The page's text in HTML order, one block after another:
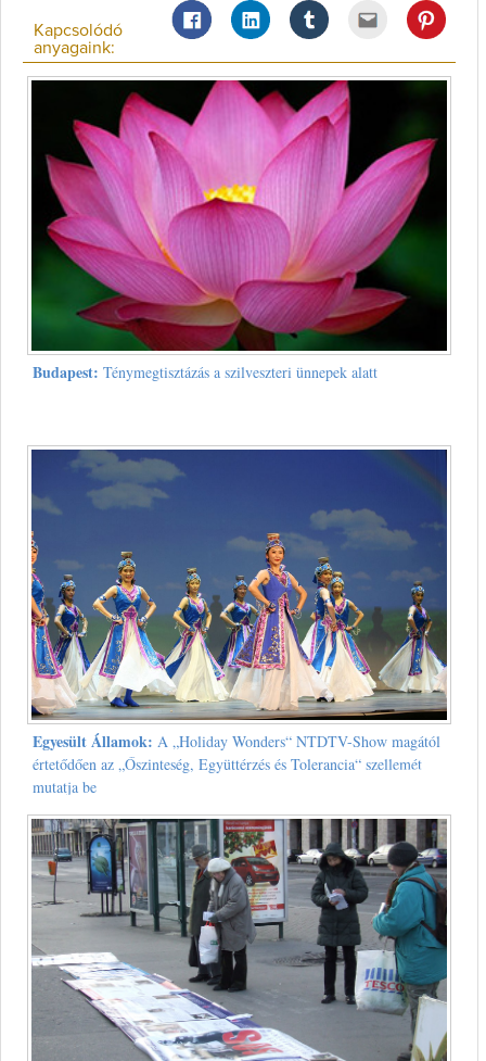
Kapcsolódó
anyagaink:
Budapest: Ténymegtisztázás a szilveszteri ünnepek alatt
Egyesült Államok: A „Holiday Wonders“ NTDTV-Show magától
értetődően az „Őszinteség, Együttérzés és Tolerancia“ szellemét
mutatja be